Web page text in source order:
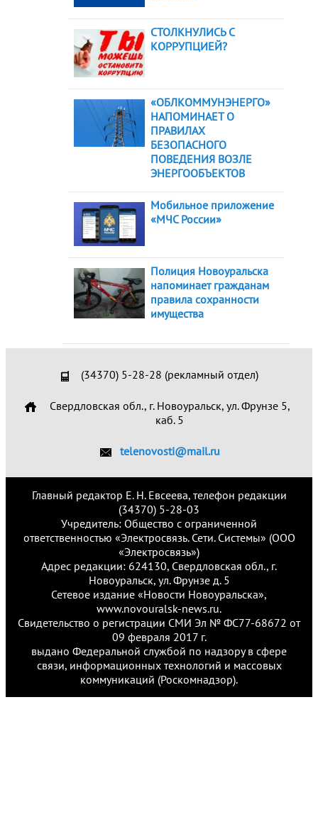
СТОЛКНУЛИСЬ С
КОРРУПЦИЕЙ?
«ОБЛКОММУНЭНЕРГО»
НАПОМИНАЕТ О
ПРАВИЛАХ
БЕЗОПАСНОГО
ПОВЕДЕНИЯ ВОЗЛЕ
ЭНЕРГООБЪЕКТОВ
Мобильное приложение
«МЧС России»
Полиция Новоуральска
напоминает гражданам
правила сохранности
имущества
(34370) 5-28-28 (рекламный отдел)
Свердловская обл., г. Новоуральск, ул. Фрунзе 5,
каб. 5
telenovosti@mail.ru
Главный редактор Е. Н. Евсеева, телефон редакции
(34370) 5-28-03
Учредитель: Общество с ограниченной
ответственностью «Электросвязь. Сети. Системы» (ООО
«Электросвязь»)
Адрес редакции: 624130, Свердловская обл., г.
Новоуральск, ул. Фрунзе д. 5
Сетевое издание «Новости Новоуральска»,
www.novouralsk-news.ru.
Свидетельство о регистрации СМИ Эл № ФС77-68672 от
09 февраля 2017 г.
выдано Федеральной службой по надзору в сфере
связи, информационных технологий и массовых
коммуникаций (Роскомнадзор).